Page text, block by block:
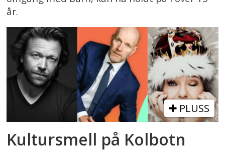
år.
PLUSS
Kultursmell på Kolbotn